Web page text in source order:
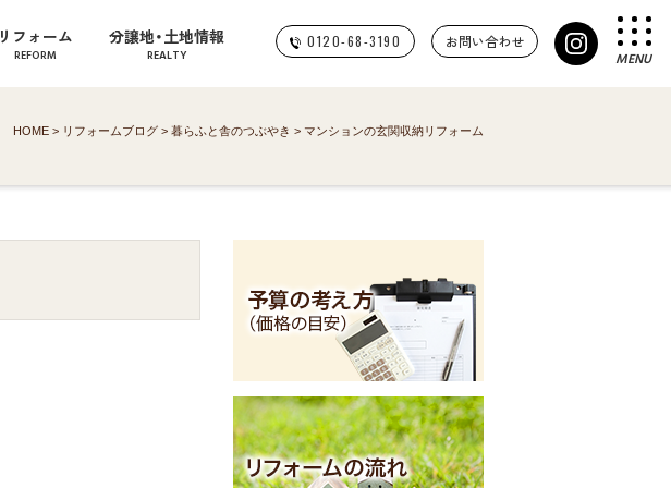
リフォーム
REFORM
分譲地・土地情報
REALTY
0120-68-3190 お問い合わせ
MENU
HOME > リフォームブログ > 暮らふと舎のつぶやき > マンションの玄関収納リフォーム